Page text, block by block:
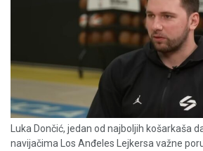
Luka Dončić, jedan od najboljih košarkaša
navijačima Los Anđeles Lejkersa važne